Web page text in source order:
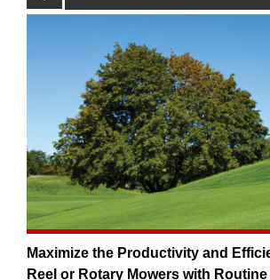
Maximize the Productivity and
Reel or Rotary Mowers with Routine